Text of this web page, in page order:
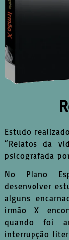
Estudo
“Relatos da
psicografada
No Plano
desenvolver
alguns
irmão X
quando foi
interrupção